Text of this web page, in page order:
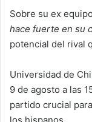
Sobre su ex
hace fuerte en su
potencial del rival
Universidad de
9 de agosto a las
partido crucial